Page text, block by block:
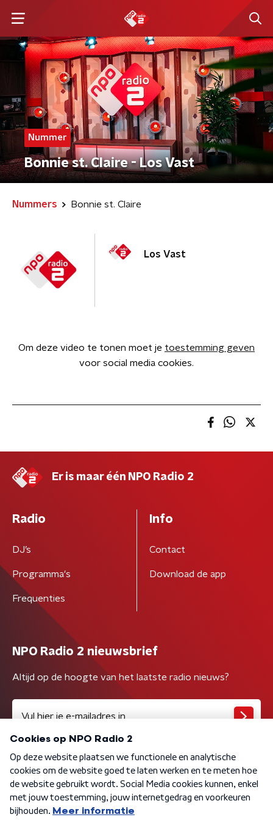
Nummer
Bonnie st. Claire - Los Vast
Nummers Bonnie st. Claire
Los Vast
Om deze video te tonen moet je toestemming geven
voor social media cookies.
Er is maar één NPO Radio 2
Radio
DJ’s
Programma's
Frequenties
Info
Contact
Download de app
NPO Radio 2 nieuwsbrief
Altijd op de hoogte van het laatste radio nieuws?
Algemene voorwaarden